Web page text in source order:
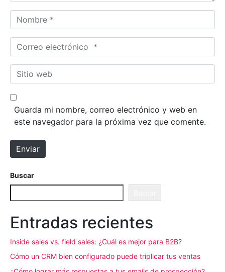
Nombre *
Correo electrónico *
Sitio web
Guarda mi nombre, correo electrónico y web en
este navegador para la próxima vez que comente.
Enviar
Buscar
Entradas recientes
Inside sales vs. field sales: ¿Cuál es mejor para B2B?
Cómo un CRM bien configurado puede triplicar tus ventas